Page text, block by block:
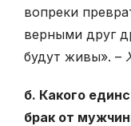
вопреки
верными друг
будут живы». –
б. Какого
брак от